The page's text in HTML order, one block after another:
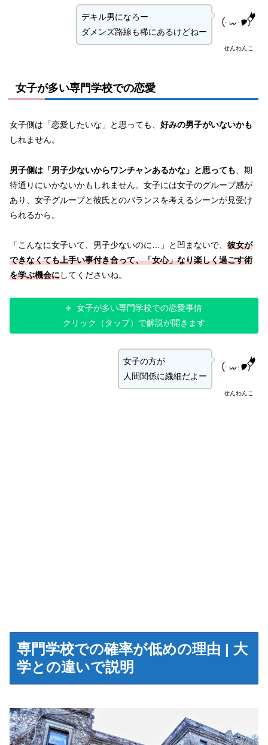
せんわんこ
デキル男になろー
ダメンズ路線も稀にあるけどねー
女子が多い専門学校での恋愛
女子側は「恋愛したいな」と思っても、 好みの男子がいないかも
しれません。
男子側は「男子少ないからワンチャンあるかな」と思っても 、期
待通りにいかないかもしれません。女子には女子のグループ感が
あり、女子グループと彼氏とのバランスを考えるシーンが見受け
られるから。
「こんなに女子いて、男子少ないのに…」と凹まないで、 彼女が
できなくても上手い事付き合って、「女心」なり楽しく過ごす術
を学ぶ機会にしてくださいね。
女子が多い専門学校での恋愛事情
クリック（タップ）で解説が開きます
せんわんこ
女子の方が
人間関係に繊細だよー
専門学校での確率が低めの理由 | 大
学との違いで説明